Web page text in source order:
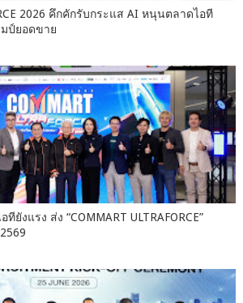
2026 คึกคักรับกระแส AI หนุนตลาดไอที
ป์ยอดขาย
ยังแรง ส่ง “COMMART ULTRAFORCE”